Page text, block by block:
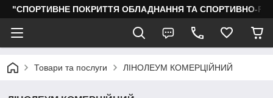
"СПОРТИВНЕ ПОКРИТТЯ ОБЛАДНАННЯ ТА СПОРТИВНО-
Товари та послуги ЛІНОЛЕУМ КОМЕРЦІЙНИЙ